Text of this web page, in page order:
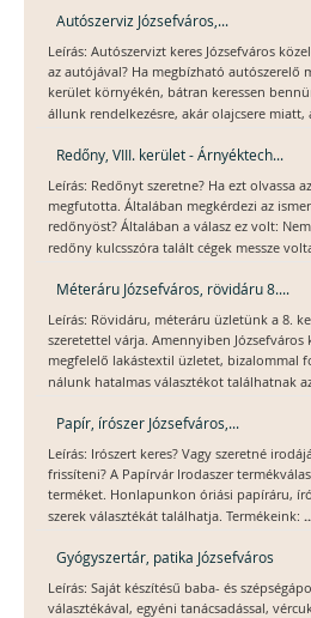
Autószerviz Józsefváros,...
Leírás: Autószervizt keres Józsefváros
az autójával? Ha megbízható autószerelő
kerület környékén, bátran keressen
állunk rendelkezésre, akár olajcsere miatt,
Redőny, VIII. kerület - Árnyéktech...
Leírás: Redőnyt szeretne? Ha ezt olvassa
megfutotta. Általában megkérdezi az
redőnyöst? Általában a válasz ez volt:
redőny kulcsszóra talált cégek messze
Méteráru Józsefváros, rövidáru 8....
Leírás: Rövidáru, méteráru üzletünk a 8.
szeretettel várja. Amennyiben Józsefváros
megfelelő lakástextil üzletet, bizalommal
nálunk hatalmas választékot találhatnak
Papír, írószer Józsefváros,...
Leírás: Irószert keres? Vagy szeretné
frissíteni? A Papírvár Irodaszer
terméket. Honlapunkon óriási papíráru,
szerek választékát találhatja. Termékeink:
Gyógyszertár, patika Józsefváros
Leírás: Saját készítésű baba- és
választékával, egyéni tanácsadással,